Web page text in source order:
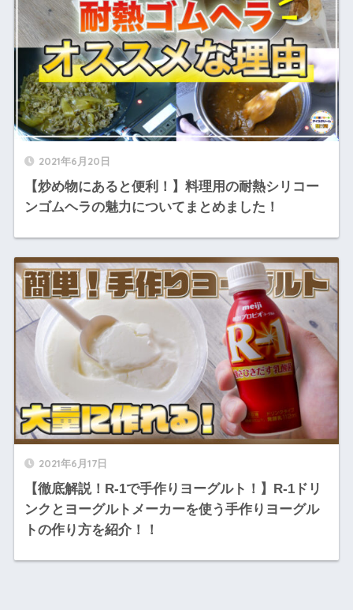
2021年6月20日
【炒め物にあると便利！】料理用の耐熱シリコー
ンゴムヘラの魅力についてまとめました！
2021年6月17日
【徹底解説！R-1で手作りヨーグルト！】R-1ドリ
ンクとヨーグルトメーカーを使う手作りヨーグル
トの作り方を紹介！！